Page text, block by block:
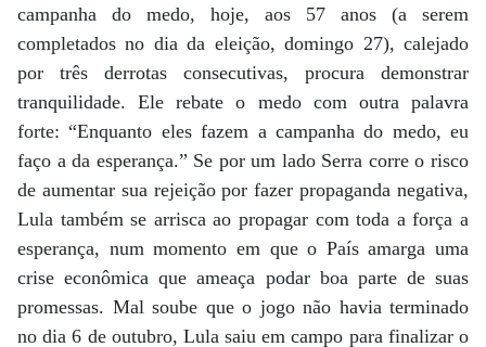
campanha do medo, hoje, aos 57 anos (a serem
completados no dia da eleição, domingo 27), calejado
por três derrotas consecutivas, procura demonstrar
tranquilidade. Ele rebate o medo com outra palavra
forte: “Enquanto eles fazem a campanha do medo, eu
faço a da esperança.” Se por um lado Serra corre o risco
de aumentar sua rejeição por fazer propaganda negativa,
Lula também se arrisca ao propagar com toda a força a
esperança, num momento em que o País amarga uma
crise econômica que ameaça podar boa parte de suas
promessas. Mal soube que o jogo não havia terminado
no dia 6 de outubro, Lula saiu em campo para finalizar o